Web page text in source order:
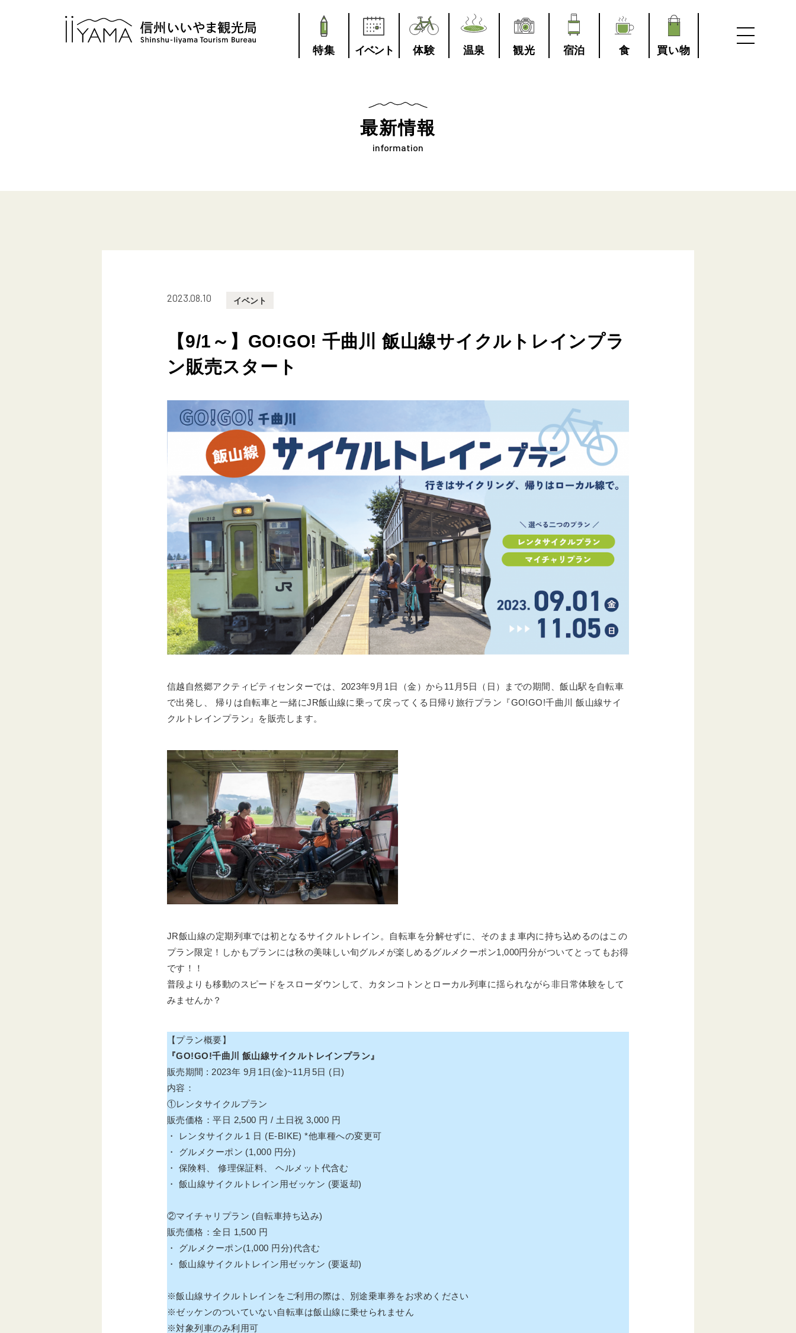
特集 イベント 体験 温泉 観光 宿泊 食 買い物
最新情報
information
2023.08.10 イベント
【9/1～】GO!GO! 千曲川 飯山線サイクルトレインプラ
ン販売スタート
信越自然郷アクティビティセンターでは、2023年9月1日（金）から11月5日（日）までの期間、飯山駅を自転車
で出発し、 帰りは自転車と一緒にJR飯山線に乗って戻ってくる日帰り旅行プラン『GO!GO!千曲川 飯山線サイ
クルトレインプラン』を販売します。
JR飯山線の定期列車では初となるサイクルトレイン。自転車を分解せずに、そのまま車内に持ち込めるのはこの
プラン限定！しかもプランには秋の美味しい旬グルメが楽しめるグルメクーポン1,000円分がついてとってもお得
です！！
普段よりも移動のスピードをスローダウンして、カタンコトンとローカル列車に揺られながら非日常体験をして
みませんか？
【プラン概要】
『GO!GO!千曲川 飯山線サイクルトレインプラン』
販売期間 : 2023年 9月1日(金)~11月5日 (日)
内容：
①レンタサイクルプラン
販売価格：平日 2,500 円 / 土日祝 3,000 円
・ レンタサイクル 1 日 (E-BIKE) *他車種への変更可
・ グルメクーポン (1,000 円分)
・ 保険料、 修理保証料、 ヘルメット代含む
・ 飯山線サイクルトレイン用ゼッケン (要返却)
②マイチャリプラン (自転車持ち込み)
販売価格：全日 1,500 円
・ グルメクーポン(1,000 円分)代含む
・ 飯山線サイクルトレイン用ゼッケン (要返却)
※飯山線サイクルトレインをご利用の際は、別途乗車券をお求めください
※ゼッケンのついていない自転車は飯山線に乗せられません
※対象列車のみ利用可